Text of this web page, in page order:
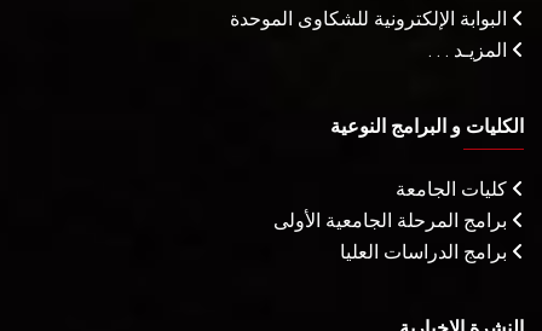
البوابة الإلكترونية للشكاوى الموحدة
المزيـد . . .
الكليات و البرامج النوعية
كليات الجامعة
برامج المرحلة الجامعية الأولى
برامج الدراسات العليا